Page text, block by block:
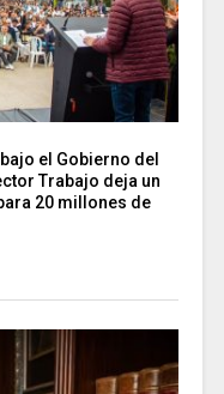
el Gobierno del
Trabajo deja un
20 millones de